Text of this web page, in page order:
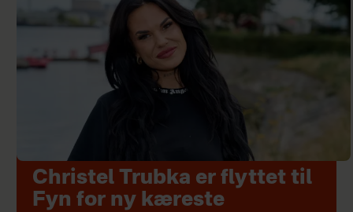
Christel Trubka er flyttet til
Fyn for ny kæreste